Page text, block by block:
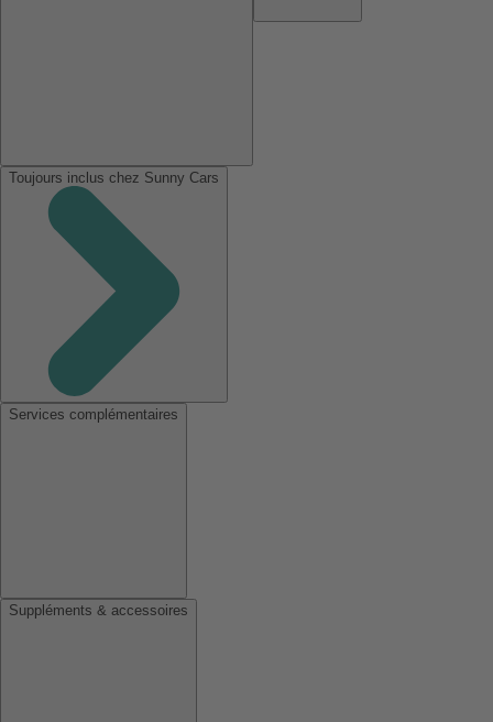
Toujours inclus chez Sunny Cars
Services complémentaires
Suppléments & accessoires